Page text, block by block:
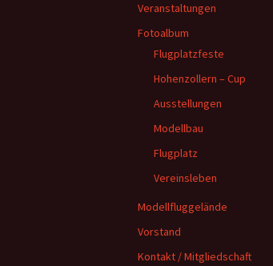
Veranstaltungen
Fotoalbum
Flugplatzfeste
Hohenzollern – Cup
Ausstellungen
Modellbau
Flugplatz
Vereinsleben
Modellfluggelände
Vorstand
Kontakt / Mitgliedschaft